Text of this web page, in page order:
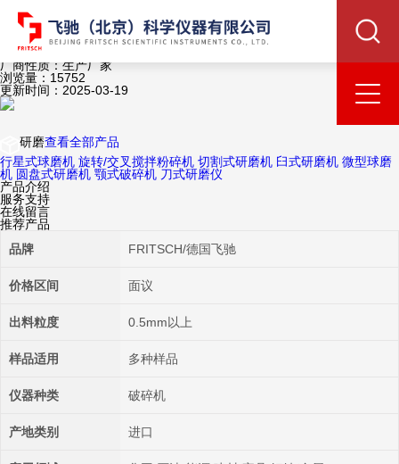
验室颚式破碎机粉碎机
实验室颚式破碎机粉碎机
产品型号：P-1
厂商性质：生产厂家
浏览量：15752
更新时间：2025-03-19
研磨查看全部产品
行星式球磨机 旋转/交叉搅拌粉碎机 切割式研磨机 臼式研磨机 微型球磨
机 圆盘式研磨机 颚式破碎机 刀式研磨仪
产品介绍
服务支持
在线留言
推荐产品
品牌
FRITSCH/德国飞驰
价格区间 面议
出料粒度 0.5mm以上
样品适用 多种样品
仪器种类 破碎机
产地类别 进口